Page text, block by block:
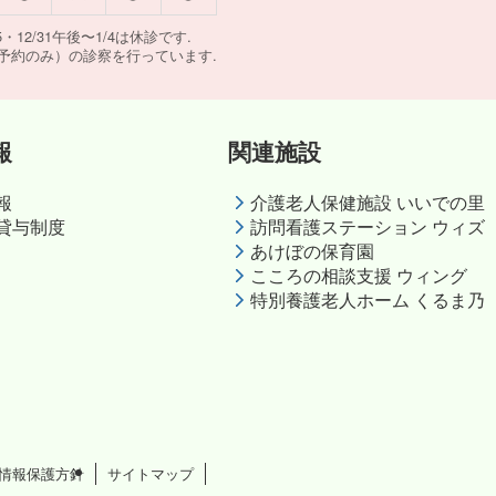
12/31午後〜1/4は休診です.
約のみ）の診察を行っています.
与制度
関連施設
介護老人保健施設 いいでの里
訪問看護ステーション ウィズ
あけぼの保育園
こころの相談支援 ウィング
特別養護老人ホーム くるま乃
報保護方針 サイトマップ